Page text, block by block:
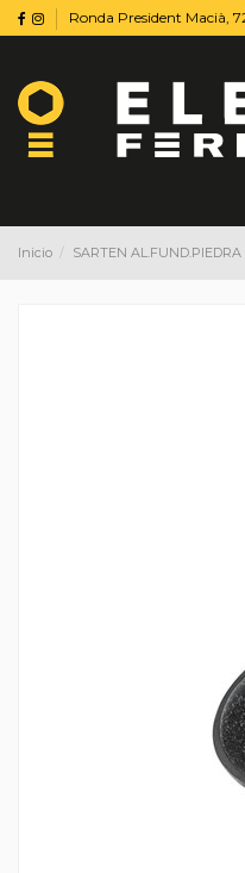
Ronda President Macià,
Inicio SARTEN